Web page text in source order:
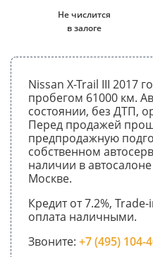
Не числится
в залоге
Nissan X-Trail III 2017
пробегом 61000 км.
состоянии, без ДТП,
Перед продажей
предпродажную
собственном
наличии в
Москве.
Кредит от 7.2%,
оплата наличными.
Звоните: +7 (495) 104-